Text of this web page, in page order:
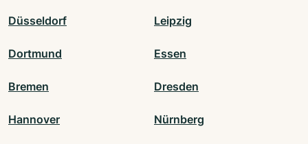
Düsseldorf Leipzig
Dortmund Essen
Bremen Dresden
Hannover Nürnberg